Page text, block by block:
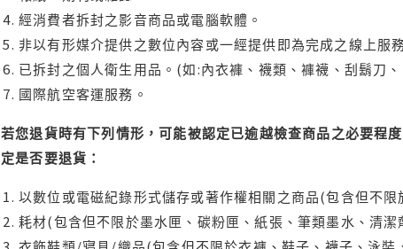
經消費者拆封之影音商品或電腦軟體。
非以有形媒介提供之數位內容或一經提供即為完成之線上服
已拆封之個人衛生用品。(如:內衣褲、襪類、褲襪、刮鬍刀
國際航空客運服務。
若您退貨時有下列情形，可能被認定已逾越檢查商品之必要程
定是否要退貨：
以數位或電磁紀錄形式儲存或著作權相關之商品(包含但不
耗材(包含但不限於墨水匣、碳粉匣、紙張、筆類墨水、清